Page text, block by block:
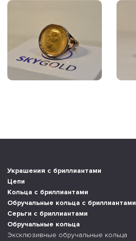
Украшения с бриллиантами
Цепи
Кольца с бриллиантами
Обручальные кольца с бриллиантами
Серьги с бриллиантами
Обручальные кольца
Эксклюзивные обручальные кольца